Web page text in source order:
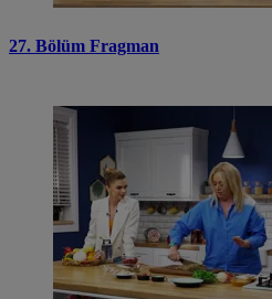
27. Bölüm Fragman